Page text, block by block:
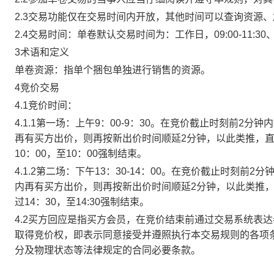
2.3交易功能仅在交易时间内开放，其他时间可以查询资源
2.4交易时间：单卷默认交易时间为：工作日，09:00-11:30
3术语和定义
单卷资源：指单个捆包单独进行销售的资源。
4竞价交易
4.1竞价时间：
4.1.1第一场：上午9：00-9：30。在竞价截止时刻前2分钟
再有买方出价，则再按新出价时间顺延2分钟，以此类推，
10：00，至10：00强制结束。
4.1.2第二场：下午13：30-14：00。在竞价截止时刻前2分
内再有买方出价，则再按新出价时间顺延2分钟，以此类推
过14：30，至14:30强制结束。
4.2买方回应是指买方会员，在竞价结束前通过交易系统表
取得竞价权，即表示同意接受并遵照执行本交易规则的各
分及物理状态等法律规定的合同必要条款。